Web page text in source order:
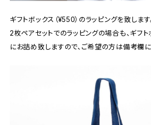
ギフトボックス（¥550）のラッピングを致します
2枚ペアセットでのラッピングの場合も、ギフト
にお詰め致しますので、ご希望の方は備考欄に